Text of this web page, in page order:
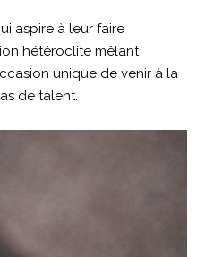
aspire à leur faire
hétéroclite mêlant
unique de venir à la
de talent.